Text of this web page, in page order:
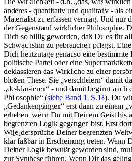
Die Wirklichkeit - d.h. „das, was
anderes - quantitativ und qualitativ - als
Materialist zu erfassen vermag. Und nur
der Gegenstand wirklicher Philosophie.
Dich so billig geworden, daß Du es für
Schwachsinn zu gebrauchen pflegst.
Dich heutzutage genauso eine
politische Partei oder eine
deklassieren das Wirkliche zu einer
bloßen These. Sie „verschleiern“ damit
„de-klar-ieren“ - und damit beginnt auch
Philosophie“ (siehe Band 1, S.18). Du
„Gedankengängen“ erst dann zu einem
erheben, wenn Du mit Deinem Geist bis
begrenzten Logik gegangen bist. Erst
Wi[e]dersprüche Deiner begrenzten
klar faßbar in Erscheinung treten. Wenn
Deiner Logik bewußt geworden sind,
zur Synthese führen. Wenn Dir das